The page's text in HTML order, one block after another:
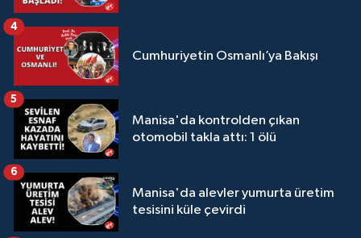
Cumhuriyetin Osmanlı’ya Bakışı
4
Manisa'da kontrolden çıkan
otomobil takla attı: 1 ölü
5
Manisa'da alevler yumurta üretim
tesisini küle çevirdi
6